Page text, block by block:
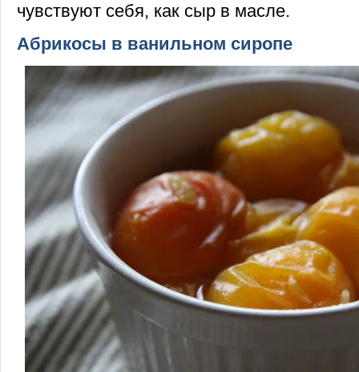
чувствуют себя, как сыр в масле.
Абрикосы в ванильном сиропе